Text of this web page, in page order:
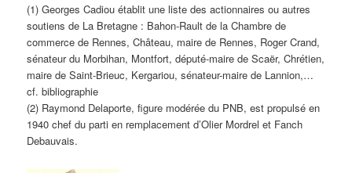
(1) Georges Cadiou établit une liste des actionnaires ou autres
soutiens de La Bretagne : Bahon-Rault de la Chambre de
commerce de Rennes, Château, maire de Rennes, Roger Crand,
sénateur du Morbihan, Montfort, député-maire de Scaër, Chrétien,
maire de Saint-Brieuc, Kergariou, sénateur-maire de Lannion,…
cf. bibliographie
(2) Raymond Delaporte, figure modérée du PNB, est propulsé en
1940 chef du parti en remplacement d’Olier Mordrel et Fanch
Debauvais.